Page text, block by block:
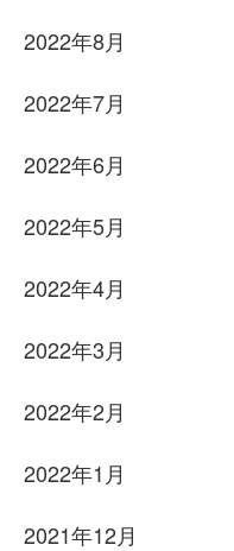
2022年8月
2022年7月
2022年6月
2022年5月
2022年4月
2022年3月
2022年2月
2022年1月
2021年12月